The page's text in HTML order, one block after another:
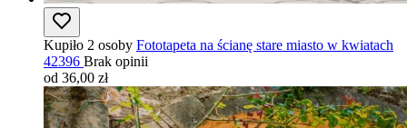
Kupiło 2 osoby Fototapeta na ścianę stare miasto w kwiatach
42396 Brak opinii
od 36,00 zł